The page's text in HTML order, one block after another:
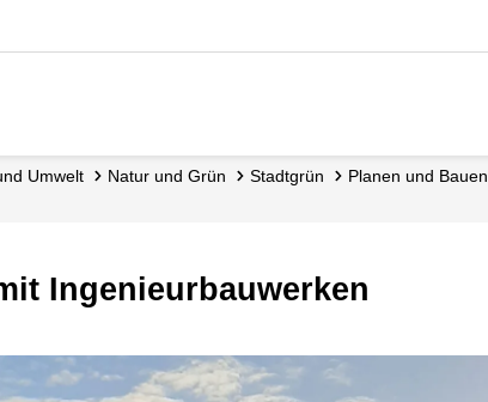
Umwelt Natur und Grün Stadtgrün
Planen und Bauen
Ingenieurbauwerken